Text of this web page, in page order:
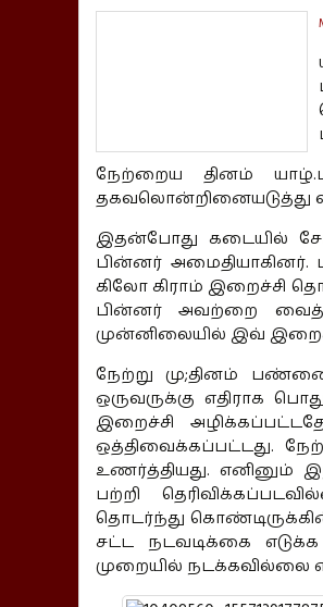
நேற்றைய தினம்
தகவலொன்றினையடுத்து
இதன்போது கடையில்
பின்னர் அமைதியாகினர்.
கிலோ கிராம் இறைச்சி
பின்னர் அவற்றை
முன்னிலையில் இவ்
நேற்று மு;தினம்
ஒருவருக்கு எதிராக
இறைச்சி
ஒத்திவைக்கப்பட்டது.
உணர்த்தியது. எனினும்
பற்றி
தொடர்ந்து
சட்ட நடவடிக்கை
முறையில் நடக்கவில்லை